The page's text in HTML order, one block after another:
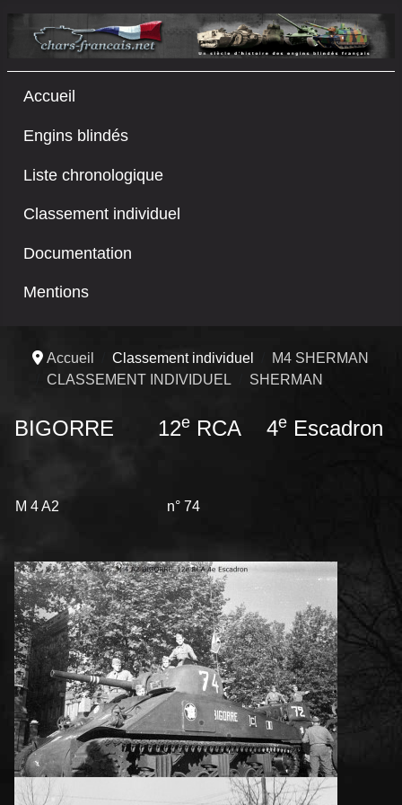
Accueil
Engins blindés
Liste chronologique
Classement individuel
Documentation
Mentions
Accueil Classement individuel
M4 SHERMAN
CLASSEMENT INDIVIDUEL
SHERMAN
BIGORRE 12e RCA 4e Escadron
M 4 A2 n° 74